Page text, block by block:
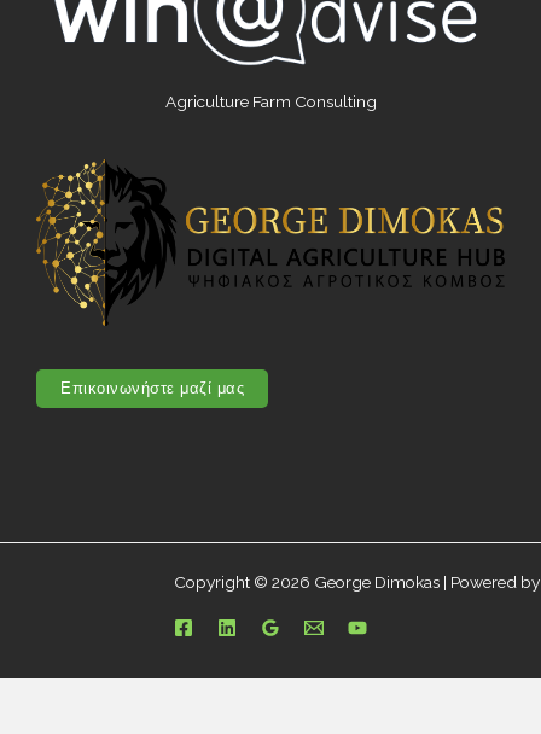
Agriculture Farm Consulting
Επικοινωνήστε μαζί μας
Copyright © 2026 George Dimokas | Powered